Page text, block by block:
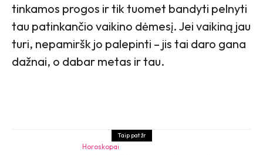
tinkamos progos ir tik tuomet bandyti pelnyti
tau patinkančio vaikino dėmesį. Jei vaikiną jau
turi, nepamiršk jo palepinti – jis tai daro gana
dažnai, o dabar metas ir tau.
Taip pat žr
Horoskopai